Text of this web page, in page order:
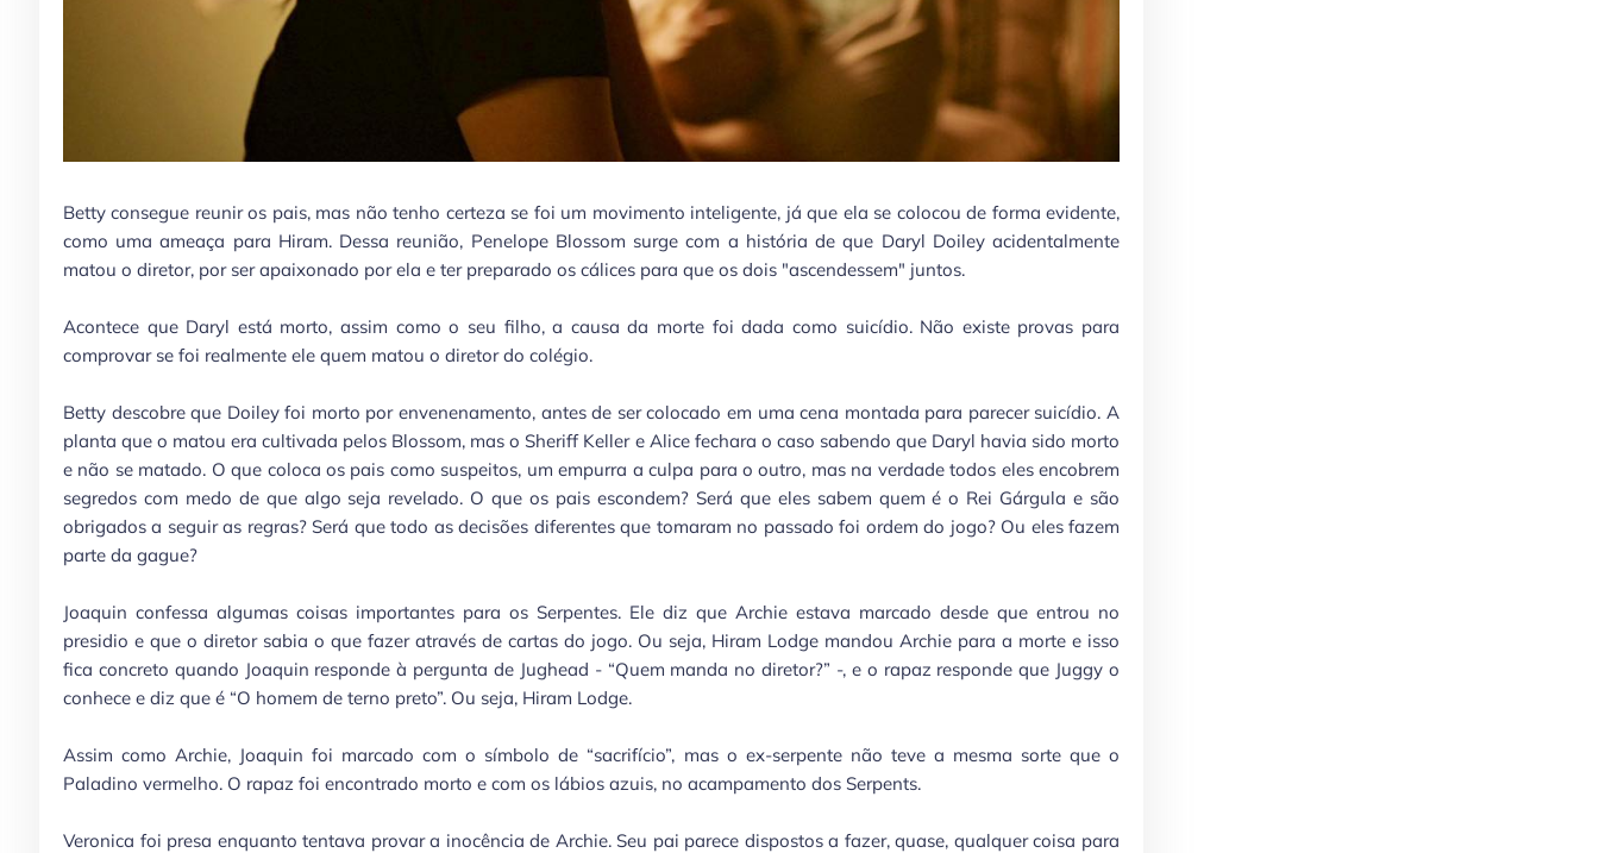
Betty consegue reunir os pais, mas não tenho certeza se foi um movimento inteligente, já que ela se colocou de forma evidente,
como uma ameaça para Hiram. Dessa reunião, Penelope Blossom surge com a história de que Daryl Doiley acidentalmente
matou o diretor, por ser apaixonado por ela e ter preparado os cálices para que os dois "ascendessem" juntos.
Acontece que Daryl está morto, assim como o seu filho, a causa da morte foi dada como suicídio. Não existe provas para
comprovar se foi realmente ele quem matou o diretor do colégio.
Betty descobre que Doiley foi morto por envenenamento, antes de ser colocado em uma cena montada para parecer suicídio. A
planta que o matou era cultivada pelos Blossom, mas o Sheriff Keller e Alice fechara o caso sabendo que Daryl havia sido morto
e não se matado. O que coloca os pais como suspeitos, um empurra a culpa para o outro, mas na verdade todos eles encobrem
segredos com medo de que algo seja revelado. O que os pais escondem? Será que eles sabem quem é o Rei Gárgula e são
obrigados a seguir as regras? Será que todo as decisões diferentes que tomaram no passado foi ordem do jogo? Ou eles fazem
parte da gague?
Joaquin confessa algumas coisas importantes para os Serpentes. Ele diz que Archie estava marcado desde que entrou no
presidio e que o diretor sabia o que fazer através de cartas do jogo. Ou seja, Hiram Lodge mandou Archie para a morte e isso
fica concreto quando Joaquin responde à pergunta de Jughead - “Quem manda no diretor?” -, e o rapaz responde que Juggy o
conhece e diz que é “O homem de terno preto”. Ou seja, Hiram Lodge.
Assim como Archie, Joaquin foi marcado com o símbolo de “sacrifício”, mas o ex-serpente não teve a mesma sorte que o
Paladino vermelho. O rapaz foi encontrado morto e com os lábios azuis, no acampamento dos Serpents.
Veronica foi presa enquanto tentava provar a inocência de Archie. Seu pai parece dispostos a fazer, quase, qualquer coisa para